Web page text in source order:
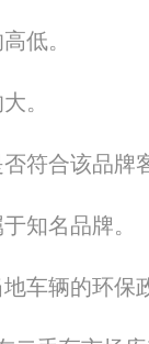
低。
。
符合该品牌
知名品牌。
车辆的环保